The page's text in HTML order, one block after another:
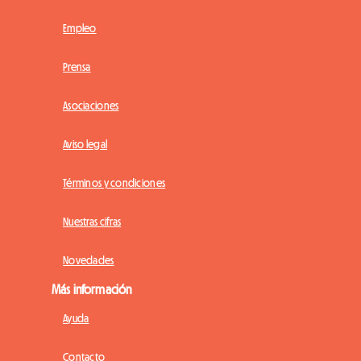
Empleo
Prensa
Asociaciones
Aviso legal
Términos y condiciones
Nuestras cifras
Novedades
Más información
Ayuda
Contacto